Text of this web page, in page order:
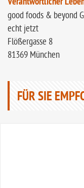
good foods & beyond
echt jetzt
Flößergasse 8
81369 München
FÜR SIE